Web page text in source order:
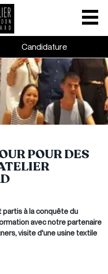
Candidature
POUR DES
partis à la conquête du
avec notre partenaire
visite d'une usine textile